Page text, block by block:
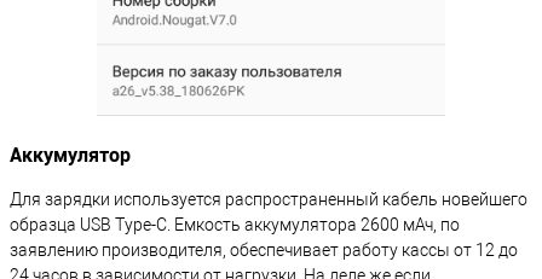
Аккумулятор
Для зарядки используется распространенный кабель новейшего
образца USB Type-C. Емкость аккумулятора 2600 мАч, по
заявлению производителя, обеспечивает работу кассы от 12 до